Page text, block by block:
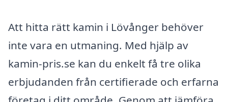
Att hitta rätt kamin i Lövånger behöver
inte vara en utmaning. Med hjälp av
kamin-pris.se kan du enkelt få tre olika
erbjudanden från certifierade och erfarna